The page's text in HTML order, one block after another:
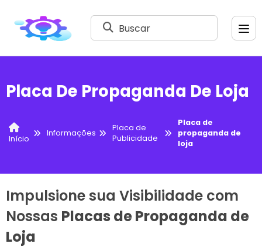
Buscar
Placa De Propaganda De Loja
Início
Informações
Placa de
Publicidade
Placa de
propaganda de
loja
Impulsione sua Visibilidade com
Nossas Placas de Propaganda de
Loja